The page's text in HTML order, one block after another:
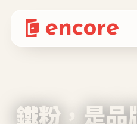
鐵粉，是品